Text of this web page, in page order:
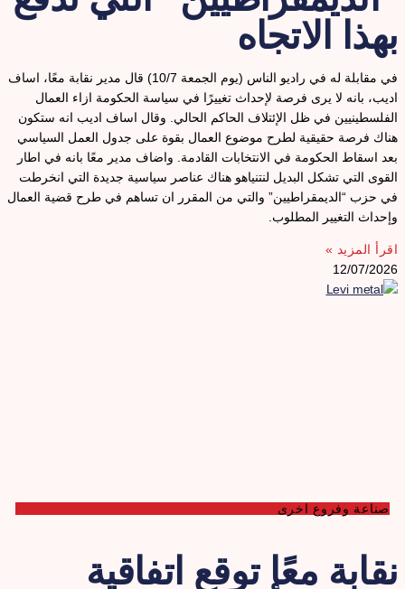
بهذا الاتجاه
في مقابلة له في راديو الناس (يوم الجمعة 10/7) قال مدير نقابة معًا، اساف
اديب، بانه لا يرى فرصة لإحداث تغييرًا في سياسة الحكومة ازاء العمال
الفلسطينيين في ظل الإئتلاف الحاكم الحالي. وقال اساف اديب انه ستكون
هناك فرصة حقيقية لطرح موضوع العمال بقوة على جدول العمل السياسي
بعد اسقاط الحكومة في الانتخابات القادمة. واضاف مدير معًا بانه في اطار
القوى التي تشكل البديل لنتنياهو هناك عناصر سياسية جديدة التي انخرطت
في حزب “الديمقراطيين” والتي من المقرر ان تساهم في طرح قضية العمال
وإحداث التغيير المطلوب.
اقرأ المزيد »
12/07/2026
صناعة وفروع اخرى
نقابة معًا توقع اتفاقية